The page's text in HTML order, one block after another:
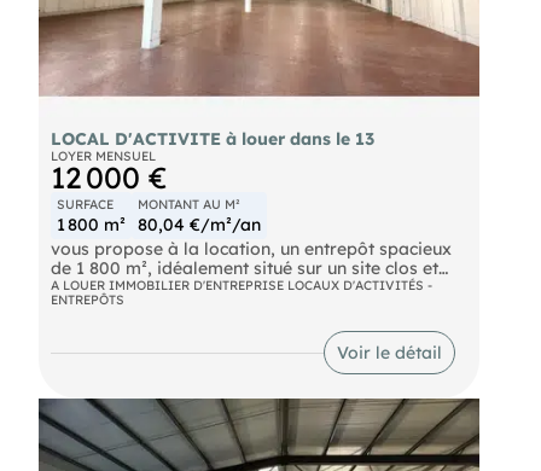
LOCAL D'ACTIVITE à louer dans le 13
LOYER MENSUEL
12 000 €
SURFACE
1 800 m²
MONTANT AU M²
80,04 €/m²/an
vous propose à la location, un entrepôt spacieux
de 1 800 m², idéalement situé sur un site clos et
sécurisé sur le secteur Nord de Marseille à
proximité des axes autoroutiers. Ces locaux
offrent un espace idéal pour le développement de
votre entreprise et s'accompagnent de bureaux
climatisés. Le site bénéficie d'un quai de
accessible aux poids lourds.
A LOUER IMMOBILIER D'ENTREPRISE LOCAUX D'ACTIVITÉS -
ENTREPÔTS
Voir le détail